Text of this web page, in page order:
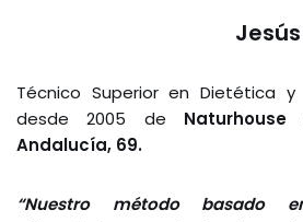
Técnico Superior en Dietética
desde 2005 de
Andalucía, 69.
“Nuestro método basado